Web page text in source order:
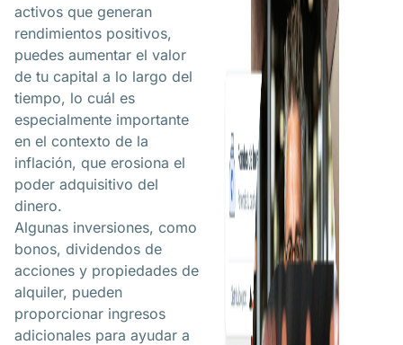
activos que generan
rendimientos positivos,
puedes aumentar el valor
de tu capital a lo largo del
tiempo, lo cuál es
especialmente importante
en el contexto de la
inflación, que erosiona el
poder adquisitivo del
dinero.
Algunas inversiones, como
bonos, dividendos de
acciones y propiedades de
alquiler, pueden
proporcionar ingresos
adicionales para ayudar a